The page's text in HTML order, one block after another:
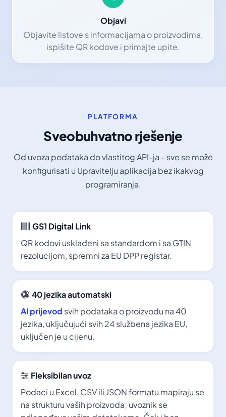
Objavi
Objavite listove s informacijama o proizvodima,
ispišite QR kodove i primajte upite.
PLATFORMA
Sveobuhvatno rješenje
Od uvoza podataka do vlastitog API-ja - sve se može
konfigurisati u Upravitelju aplikacija bez ikakvog
programiranja.
GS1 Digital Link
QR kodovi usklađeni sa standardom i sa GTIN
rezolucijom, spremni za EU DPP registar.
40 jezika automatski
AI prijevod svih podataka o proizvodu na 40
jezika, uključujući svih 24 službena jezika EU,
uključen je u cijenu.
Fleksibilan uvoz
Podaci u Excel, CSV ili JSON formatu mapiraju se
na strukturu vaših proizvoda; uvoznik se